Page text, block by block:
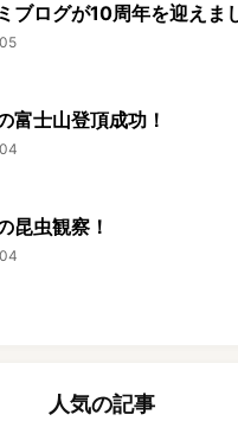
ブログが10周年を迎えま
富士山登頂成功！
昆虫観察！
人気の記事